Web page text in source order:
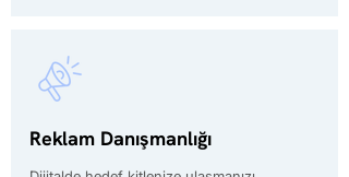
Reklam Danışmanlığı